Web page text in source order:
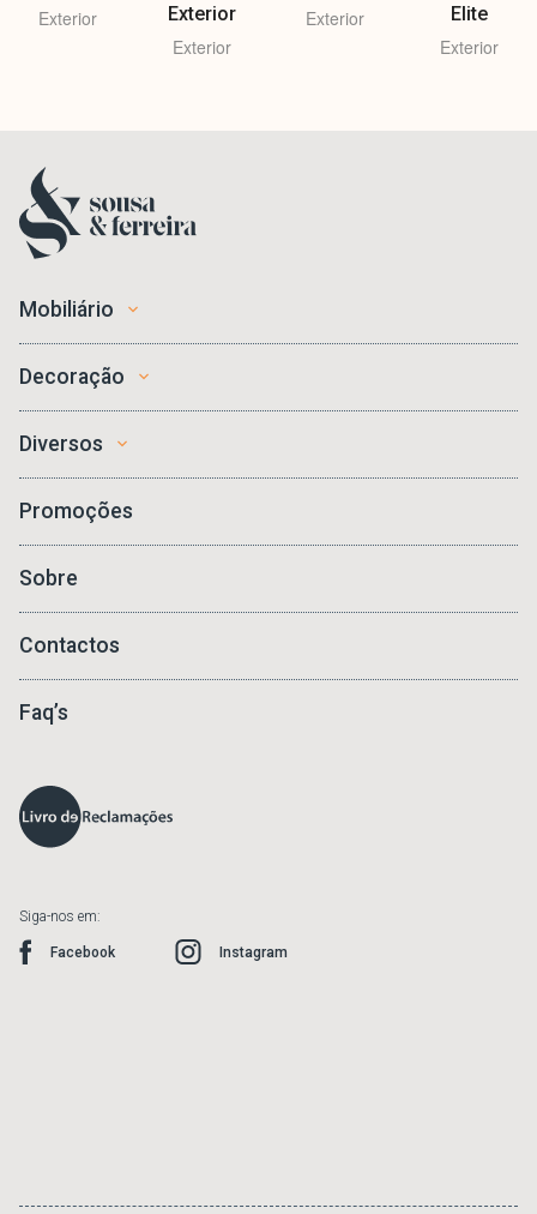
Exterior
Exterior
Exterior
Exterior
Elite
Exterior
Mobiliário
Decoração
Diversos
Promoções
Sobre
Contactos
Faq’s
Siga-nos em:
Facebook Instagram